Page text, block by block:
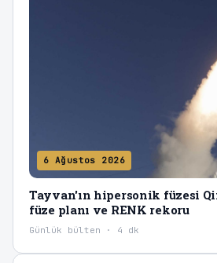
6 Ağustos 2026
Tayvan'ın hipersonik füzesi
füze planı ve RENK rekoru
Günlük bülten · 4 dk